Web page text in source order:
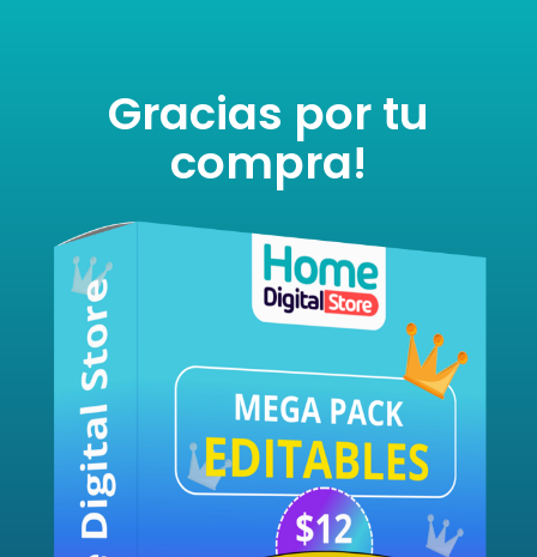
Gracias por tu
compra!